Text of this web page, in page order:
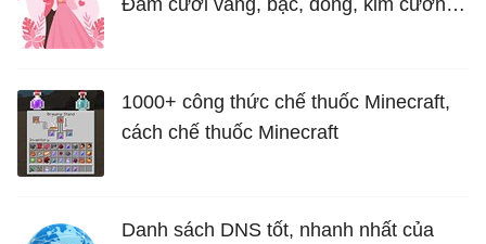
Đám cưới vàng, bạc, đồng, kim cương
1000+ công thức chế thuốc Minecraft,
cách chế thuốc Minecraft
Danh sách DNS tốt, nhanh nhất của